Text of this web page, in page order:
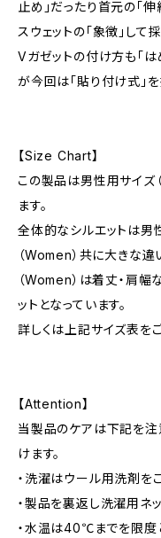
止め」だったり首元の「
スウェットの「象徴」して
Vガゼットの付け方も「は
が今回は「貼り付け式」を
【Size Chart】
この製品は男性用サイズ
ます。
全体的なシルエットは男
（Women）共に大きな
（Women）は着丈・肩
ットとなっています。
詳しくは上記サイズ表を
【Attention】
当製品のケアは下記を注
けます。
・洗濯はウール用洗剤を
・製品を裏返し洗濯用ネ
・水温は40℃までを限度